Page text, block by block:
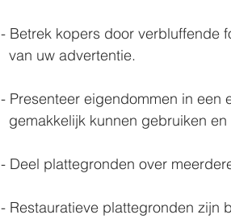
- Betrek kopers door verbluffende
  van uw advertentie.
- Presenteer eigendommen in een
gemakkelijk kunnen gebruiken
- Deel plattegronden over
- Restauratieve plattegronden zijn